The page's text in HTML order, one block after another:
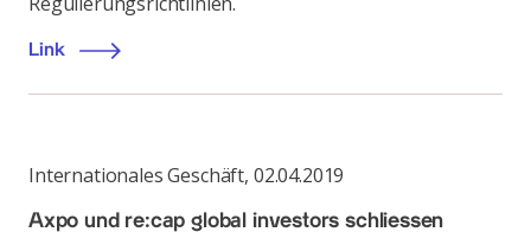
Link
Internationales Geschäft, 02.04.2019
Axpo und re:cap global investors schliessen